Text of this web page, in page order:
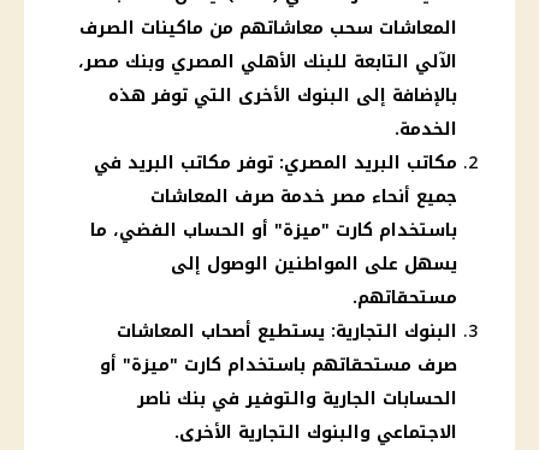
المعاشات سحب معاشاتهم من ماكينات الصرف
الآلي التابعة للبنك الأهلي المصري وبنك مصر،
بالإضافة إلى البنوك الأخرى التي توفر هذه
الخدمة.
مكاتب البريد المصري: توفر مكاتب البريد في
جميع أنحاء مصر خدمة صرف المعاشات
باستخدام كارت "ميزة" أو الحساب الفضي، ما
يسهل على المواطنين الوصول إلى
مستحقاتهم.
البنوك التجارية: يستطيع أصحاب المعاشات
صرف مستحقاتهم باستخدام كارت "ميزة" أو
الحسابات الجارية والتوفير في بنك ناصر
الاجتماعي والبنوك التجارية الأخرى.